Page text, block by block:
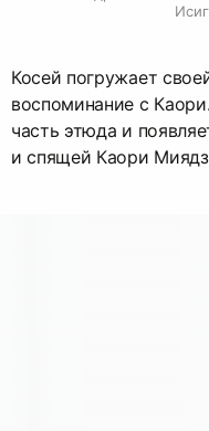
Косей погружает
воспоминание с
часть этюда и
и спящей Каори